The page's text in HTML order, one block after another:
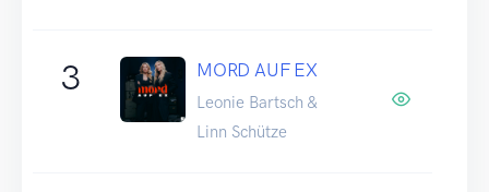
3 MORD AUF EX
Leonie Bartsch &
Linn Schütze